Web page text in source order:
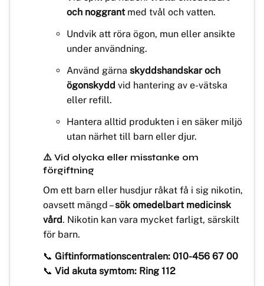
och noggrantmed tvål och vatten.
Undvik att röra ögon, mun eller ansikte
under användning.
Använd gärna skyddshandskar och
ögonskydd vid hantering av e-vätska
eller refill.
Hantera alltid produkten i en säker miljö
utan närhet till barn eller djur.
⚠️ Vid olycka eller misstanke om
förgiftning
Om ett barn eller husdjur råkat få i sig nikotin,
oavsett mängd –sök omedelbart medicinsk
vård. Nikotin kan vara mycket farligt, särskilt
för barn.
📞 Giftinformationscentralen: 010-456 67 00
📞 Vid akuta symtom: Ring 112